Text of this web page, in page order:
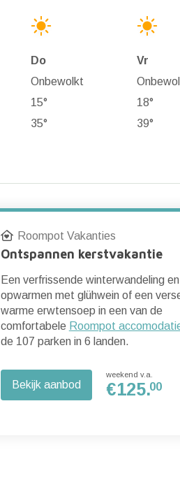
Do
Onbewolkt
15°
35°
Vr
18°
39°
Roompot Vakanties
Ontspannen kerstvakantie
Een verfrissende winterwandeling
opwarmen met glühwein of een
warme erwtensoep in een van de
comfortabele Roompot
de 107 parken in 6 landen.
Bekijk aanbod
weekend v.a.
€125.00